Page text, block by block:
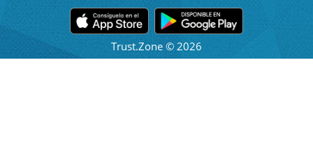
Trust.Zone © 2026